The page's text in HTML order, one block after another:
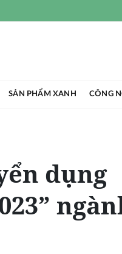
SẢN PHẨM XANH CÔNG
dụng